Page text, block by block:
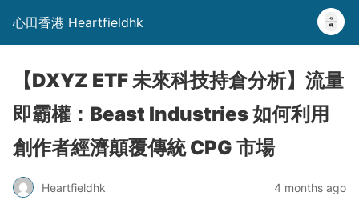
心田香港 Heartfieldhk
【DXYZ ETF 未來科技持倉分析】流量
即霸權：Beast Industries 如何利用
創作者經濟顛覆傳統 CPG 市場
Heartfieldhk 4 months ago